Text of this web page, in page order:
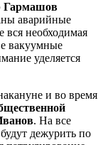
Гармашов
аварийные
вся необходимая
вакуумные
уделяется
и во время
. На все
дежурить по